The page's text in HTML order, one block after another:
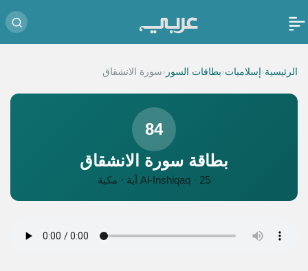
الرئيسية‹ إسلاميات‹بطاقات السور ‹سورة الانشقاق
84
بطاقة سورة الانشقاق
Al-Inshiqaq · 25 آية · مكية